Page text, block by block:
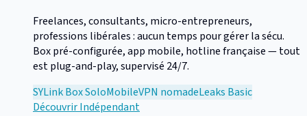
Freelances, consultants, micro-entrepreneurs,
professions libérales : aucun temps pour gérer la sécu.
Box pré-configurée, app mobile, hotline française — tout
est plug-and-play, supervisé 24/7.
SYLink Box SoloMobileVPN nomadeLeaks Basic
DécouvrirIndépendant